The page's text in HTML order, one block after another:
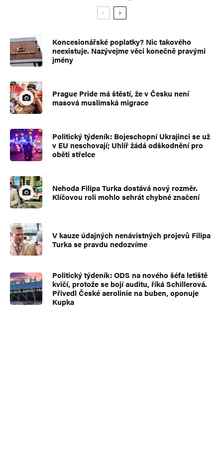
Koncesionářské poplatky? Nic takového
neexistuje. Nazývejme věci konečně pravými
jmény
Prague Pride má štěstí, že v Česku není
masová muslimská migrace
Politický týdeník: Bojeschopní Ukrajinci se už
v EU neschovají; Uhlíř žádá odškodnění pro
oběti střelce
Nehoda Filipa Turka dostává nový rozměr.
Klíčovou roli mohlo sehrát chybné značení
V kauze údajných nenávistných projevů Filipa
Turka se pravdu nedozvíme
Politický týdeník: ODS na nového šéfa letiště
kvičí, protože se bojí auditu, říká Schillerová.
Přivedl České aerolinie na buben, oponuje
Kupka